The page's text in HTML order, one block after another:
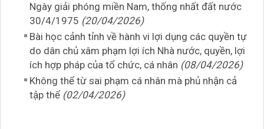
Ngày giải phóng miền Nam, thống nhất đất nước
30/4/1975 (20/04/2026)
Bài học cảnh tỉnh về hành vi lợi dụng các quyền tự
do dân chủ xâm phạm lợi ích Nhà nước, quyền, lợi
ích hợp pháp của tổ chức, cá nhân (08/04/2026)
Không thể từ sai phạm cá nhân mà phủ nhận cả
tập thể (02/04/2026)